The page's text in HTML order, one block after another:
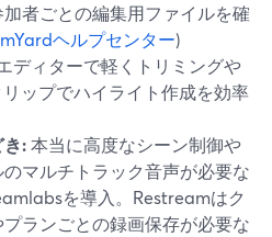
者ごとの編集用ファイルを確
ヘルプセンター)
ディターで軽くトリミングや
ップでハイライト作成を効率
:本当に高度なシーン制御や
マルチトラック音声が必要な
を導入。Restreamはク
ランごとの録画保存が必要な